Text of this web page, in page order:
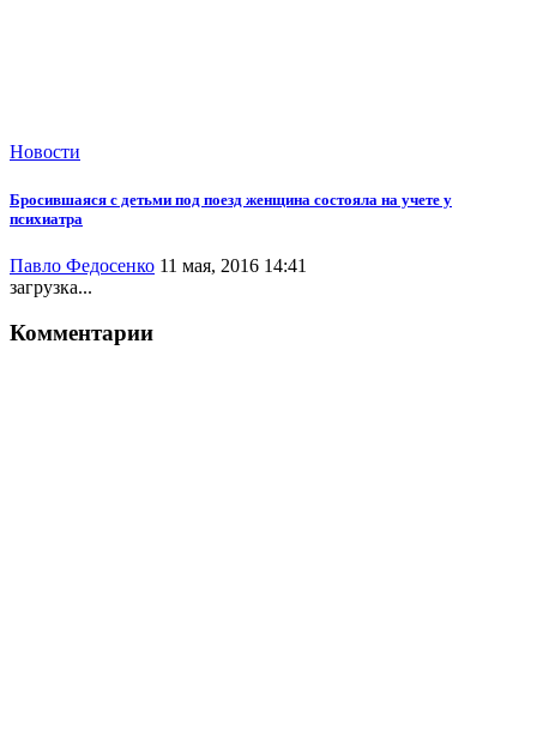
Новости
Бросившаяся с детьми под поезд женщина состояла на учете у
психиатра
Павло Федосенко 11 мая, 2016 14:41
загрузка...
Комментарии